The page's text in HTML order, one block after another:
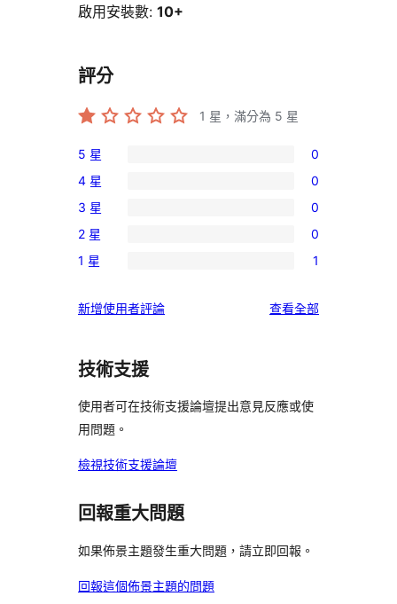
啟用安裝數: 10+
評分
1 星，滿分為 5 星
0
個
5
星
使
者
5 星 0
0
個
4
星
用
論
4 星 0
0
個
3
使
評
論
3 星 0
0
個
星
用
者
評
論
2 星 0
1
1
使
者
評
1 星 1
新增使用者評論 查看全部使
技術支援
使用者可在技術支援論壇提出意見反應或使
用問題。
檢視技術支援論壇
回報重大問題
如果佈景主題發生重大問題，請立即回報。
回報這個佈景主題的問題